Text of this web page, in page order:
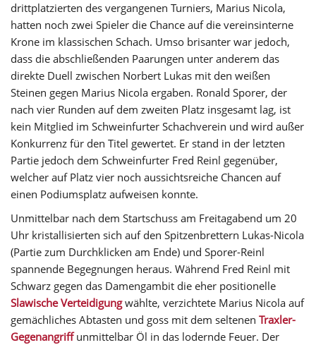
drittplatzierten des vergangenen Turniers, Marius Nicola,
hatten noch zwei Spieler die Chance auf die vereinsinterne
Krone im klassischen Schach. Umso brisanter war jedoch,
dass die abschließenden Paarungen unter anderem das
direkte Duell zwischen Norbert Lukas mit den weißen
Steinen gegen Marius Nicola ergaben. Ronald Sporer, der
nach vier Runden auf dem zweiten Platz insgesamt lag, ist
kein Mitglied im Schweinfurter Schachverein und wird außer
Konkurrenz für den Titel gewertet. Er stand in der letzten
Partie jedoch dem Schweinfurter Fred Reinl gegenüber,
welcher auf Platz vier noch aussichtsreiche Chancen auf
einen Podiumsplatz aufweisen konnte.
Unmittelbar nach dem Startschuss am Freitagabend um 20
Uhr kristallisierten sich auf den Spitzenbrettern Lukas-Nicola
(Partie zum Durchklicken am Ende) und Sporer-Reinl
spannende Begegnungen heraus. Während Fred Reinl mit
Schwarz gegen das Damengambit die eher positionelle
Slawische Verteidigungwählte, verzichtete Marius Nicola auf
gemächliches Abtasten und goss mit dem seltenen Traxler-
Gegenangriffunmittelbar Öl in das lodernde Feuer. Der